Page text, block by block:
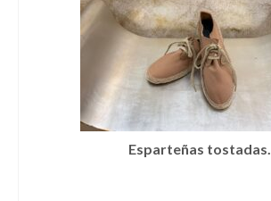
Pendientes
Pulseras
Puños
Sombreros
Esparteñas tostadas.